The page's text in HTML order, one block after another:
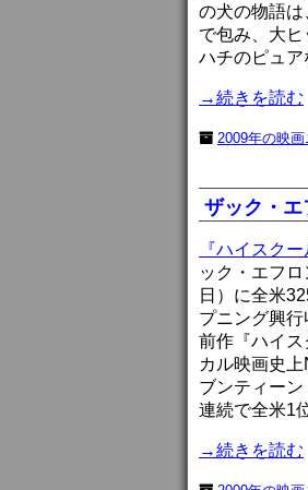
の犬の物語
で包み、大
ハチのピュア
→続きを読む
2009年の映画
ザック・エ
『ハイスク
ック・エフ
日）に全米
プニング興行
前作『ハイ
カル映画史
ブンティー
連続で全米1
→続きを読む